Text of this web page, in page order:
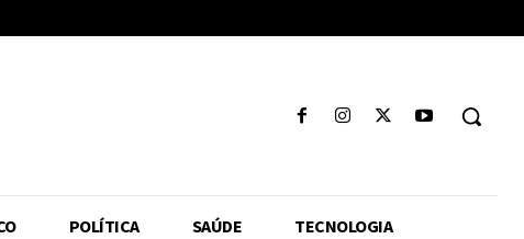
POLÍTICA SAÚDE TECNOLOGIA